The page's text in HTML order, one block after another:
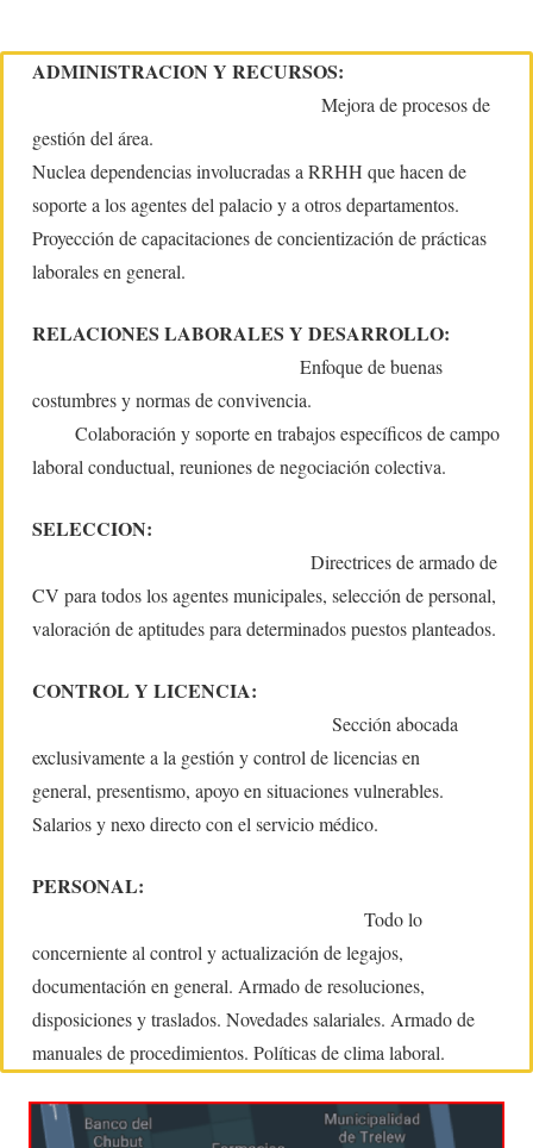
ADMINISTRACION Y RECURSOS:
Mejora de procesos de
gestión del área.
Nuclea dependencias involucradas a RRHH que hacen de
soporte a los agentes del palacio y a otros departamentos.
Proyección de capacitaciones de concientización de prácticas
laborales en general.
RELACIONES LABORALES Y DESARROLLO:
Enfoque de buenas
costumbres y normas de convivencia.
Colaboración y soporte en trabajos específicos de campo
laboral conductual, reuniones de negociación colectiva.
SELECCION:
Directrices de armado de
CV para todos los agentes municipales, selección de personal,
valoración de aptitudes para determinados puestos planteados.
CONTROL Y LICENCIA:
Sección abocada
exclusivamente a la gestión y control de licencias en
general, presentismo, apoyo en situaciones vulnerables.
Salarios y nexo directo con el servicio médico.
PERSONAL:
Todo lo
concerniente al control y actualización de legajos,
documentación en general. Armado de resoluciones,
disposiciones y traslados. Novedades salariales. Armado de
manuales de procedimientos. Políticas de clima laboral.